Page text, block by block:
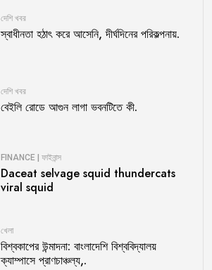
দেশি খবর
স্বাধীনতা হঠাৎ করে আসেনি, দীর্ঘদিনের পরিকল্পনায়.
দেশি খবর
বেইলি রোডে আগুন লাগা ভবনটিতে কী.
FINANCE | ফাইনান্স
Daceat selvage squid thundercats
viral squid
খেলা
বিশ্বকাপের উন্মাদনা: বাংলাদেশি বিশ্ববিদ্যালয়
ক্যাম্পাসে প্রাণচাঞ্চল্য,.